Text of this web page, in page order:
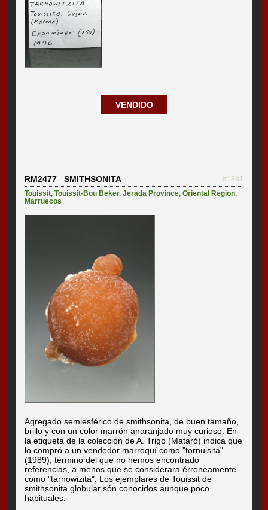
VENDIDO
RM2477 SMITHSONITA
#1881
Touissit,Touissit-Bou Beker,Jerada Province,Oriental Region,
Marruecos
Agregado semiesférico de smithsonita, de buen tamaño,
brillo y con un color marrón anaranjado muy curioso. En
la etiqueta de la colección de A. Trigo (Mataró) indica que
lo compró a un vendedor marroquí como "tornuisita"
(1989), término del que no hemos encontrado
referencias, a menos que se considerara érroneamente
como "tarnowizita". Los ejemplares de Touissit de
smithsonita globular són conocidos aunque poco
habituales.